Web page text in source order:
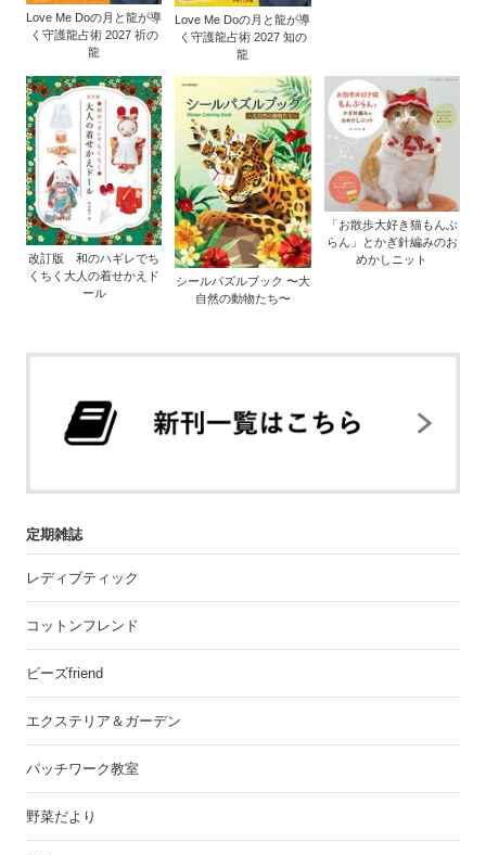
Love Me Doの月と龍が導
く守護龍占術 2027 祈の
龍
Love Me Doの月と龍が導
く守護龍占術 2027 知の
龍
改訂版 和のハギレでち
くちく大人の着せかえド
ール
シールパズルブック 〜大
自然の動物たち〜
「お散歩大好き猫もんぶ
らん」とかぎ針編みのお
めかしニット
定期雑誌
レディブティック
コットンフレンド
ビーズfriend
エクステリア＆ガーデン
パッチワーク教室
野菜だより